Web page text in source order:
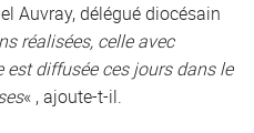
Auvray, délégué diocésain
réalisées, celle avec
diffusée ces jours dans le
« , ajoute-t-il.